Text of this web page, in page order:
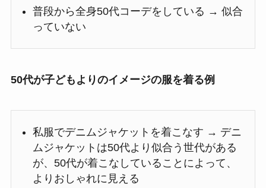
普段から全身50代コーデをしている → 似合
っていない
50代が子どもよりのイメージの服を着る例
私服でデニムジャケットを着こなす → デニ
ムジャケットは50代より似合う世代がある
が、50代が着こなしていることによって、
よりおしゃれに見える